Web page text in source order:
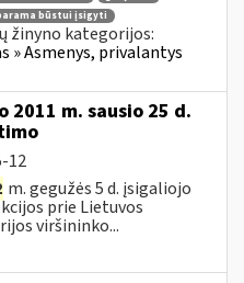
būstui įsigyti
žinyno kategorijos:
» Asmenys, privalantys
2011 m. sausio 25 d.
12
m. gegužės 5 d. įsigaliojo
prie Lietuvos
viršininko...